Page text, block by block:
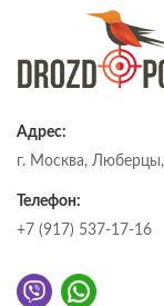
Адрес:
г. Москва,
Телефон:
+7 (917) 537-17-16